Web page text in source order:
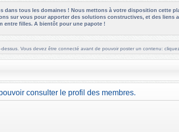
dans tous les domaines ! Nous mettons à votre disposition cette
sur vous pour apporter des solutions constructives, et des liens
entre filles. A bientôt pour une papote !
Vous devez être connecté avant de pouvoir poster un contenu:
consulter le profil des membres.